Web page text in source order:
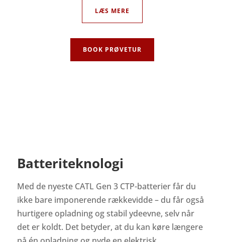
LÆS MERE
BOOK PRØVETUR
Batteriteknologi
Med de nyeste CATL Gen 3 CTP-batterier får du
ikke bare imponerende rækkevidde – du får også
hurtigere opladning og stabil ydeevne, selv når
det er koldt. Det betyder, at du kan køre længere